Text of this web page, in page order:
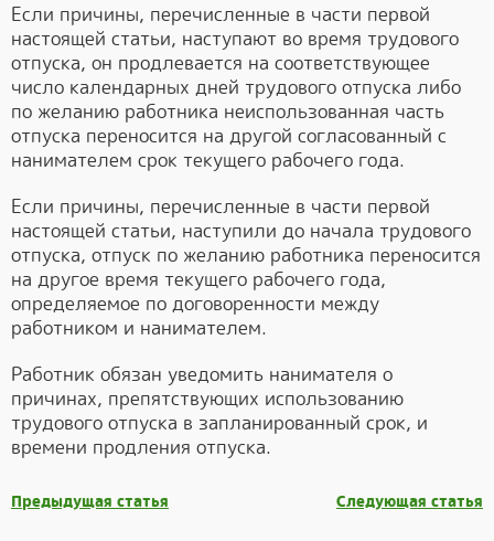
Если причины, перечисленные в части первой
настоящей статьи, наступают во время трудового
отпуска, он продлевается на соответствующее
число календарных дней трудового отпуска либо
по желанию работника неиспользованная часть
отпуска переносится на другой согласованный с
нанимателем срок текущего рабочего года.
Если причины, перечисленные в части первой
настоящей статьи, наступили до начала трудового
отпуска, отпуск по желанию работника переносится
на другое время текущего рабочего года,
определяемое по договоренности между
работником и нанимателем.
Работник обязан уведомить нанимателя о
причинах, препятствующих использованию
трудового отпуска в запланированный срок, и
времени продления отпуска.
Предыдущая статья Следующая статья